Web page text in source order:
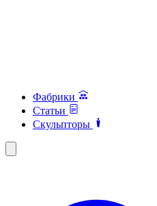
Фабрики
Статьи
Скульпторы